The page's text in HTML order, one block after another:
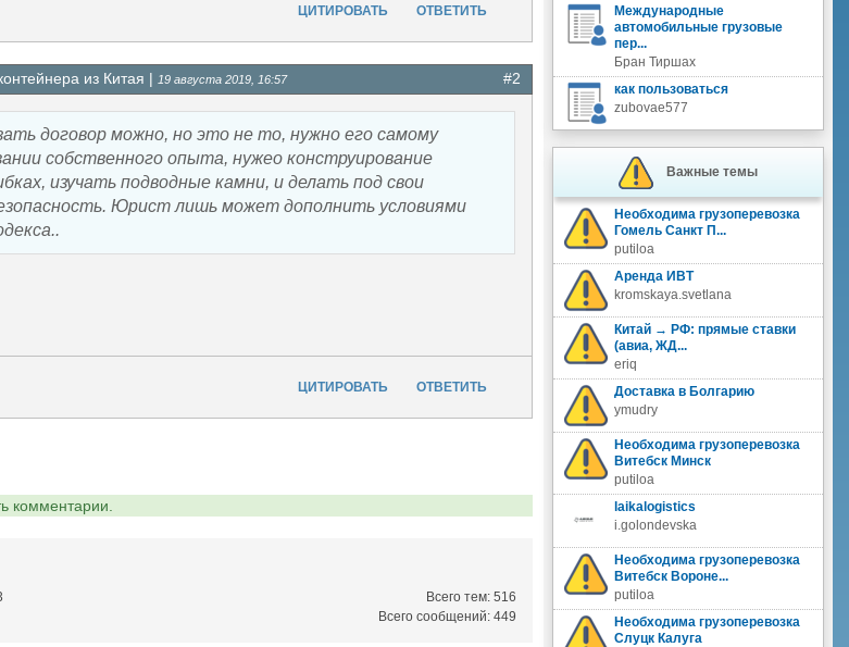
ЦИТИРОВАТЬ ОТВЕТИТЬ
из Китая | 19 августа 2019, 16:57 #2
договор можно, но это не то, нужно его самому
собственного опыта, нужео конструирование
изучать подводные камни, и делать под свои
Юрист лишь может дополнить условиями
ЦИТИРОВАТЬ ОТВЕТИТЬ
комментарии.
Всего тем: 516
Всего сообщений: 449
Международные
автомобильные грузовые
пер...
Бран Тиршах
как пользоваться
zubovae577
Важные темы
Необходима грузоперевозка
Гомель Санкт П...
putiloa
Аренда ИВТ
kromskaya.svetlana
Китай → РФ: прямые ставки
(авиа, ЖД...
eriq
Доставка в Болгарию
ymudry
Необходима грузоперевозка
Витебск Минск
putiloa
laikalogistics
i.golondevska
Необходима грузоперевозка
Витебск Вороне...
putiloa
Необходима грузоперевозка
Слуцк Калуга